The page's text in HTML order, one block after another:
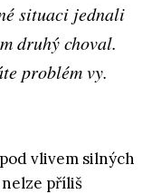
situaci jednali
druhý choval.
problém vy.
vlivem silných
příliš